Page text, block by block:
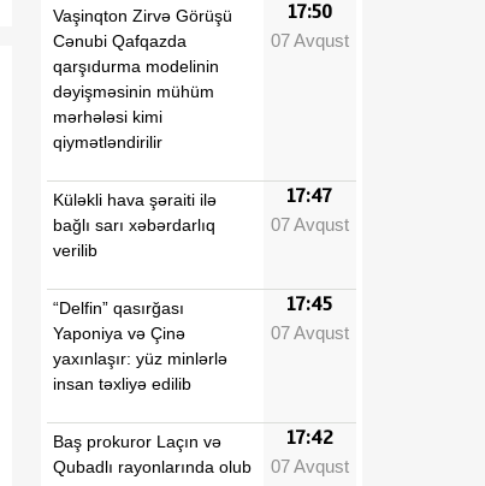
Vaşinqton Zirvə Görüşü
Cənubi Qafqazda
qarşıdurma modelinin
dəyişməsinin mühüm
mərhələsi kimi
qiymətləndirilir
17:50
07 Avqust
Küləkli hava şəraiti ilə
bağlı sarı xəbərdarlıq
verilib
17:47
07 Avqust
“Delfin” qasırğası
Yaponiya və Çinə
yaxınlaşır: yüz minlərlə
insan təxliyə edilib
17:45
07 Avqust
Baş prokuror Laçın və
Qubadlı rayonlarında olub
17:42
07 Avqust